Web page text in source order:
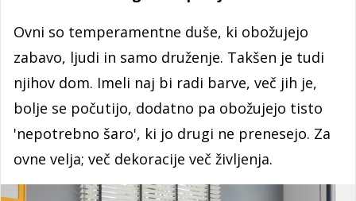
Ovni so temperamentne duše, ki obožujejo
zabavo, ljudi in samo druženje. Takšen je tudi
njihov dom. Imeli naj bi radi barve, več jih je,
bolje se počutijo, dodatno pa obožujejo tisto
'nepotrebno šaro', ki jo drugi ne prenesejo. Za
ovne velja; več dekoracije več življenja.